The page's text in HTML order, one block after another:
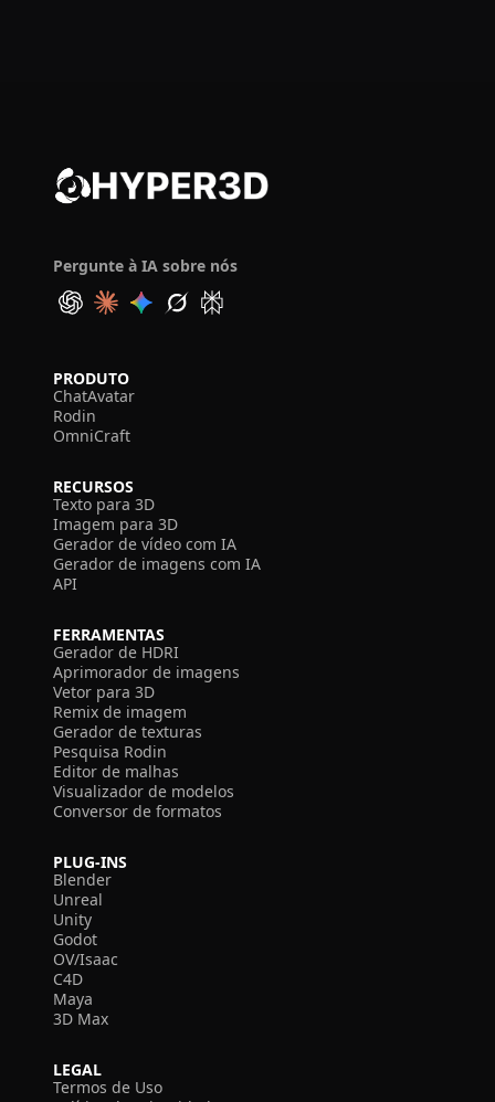
Pergunte à IA sobre nós
PRODUTO
ChatAvatar
Rodin
OmniCraft
RECURSOS
Texto para 3D
Imagem para 3D
Gerador de vídeo com IA
Gerador de imagens com IA
API
FERRAMENTAS
Gerador de HDRI
Aprimorador de imagens
Vetor para 3D
Remix de imagem
Gerador de texturas
Pesquisa Rodin
Editor de malhas
Visualizador de modelos
Conversor de formatos
PLUG-INS
Blender
Unreal
Unity
Godot
OV/Isaac
C4D
Maya
3D Max
LEGAL
Termos de Uso